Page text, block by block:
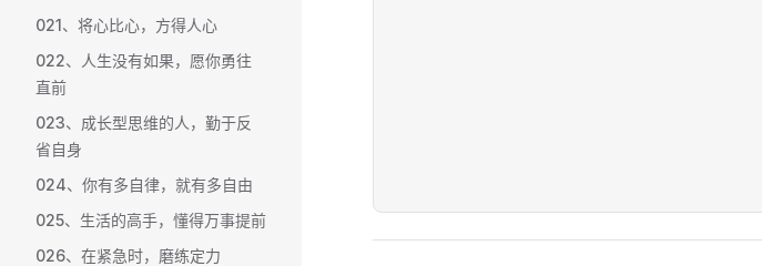
021、将心比心，方得人心
022、人生没有如果，愿你勇往
直前
023、成长型思维的人，勤于反
省自身
024、你有多自律，就有多自由
025、生活的高手，懂得万事提前
026、在紧急时，磨练定力